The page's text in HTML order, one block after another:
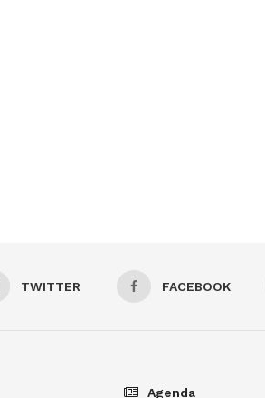
TWITTER FACEBOOK
Agenda